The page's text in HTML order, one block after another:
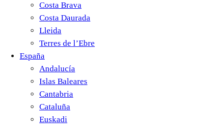
Costa Brava
Costa Daurada
Lleida
Terres de l’Ebre
España
Andalucía
Islas Baleares
Cantabria
Cataluña
Euskadi